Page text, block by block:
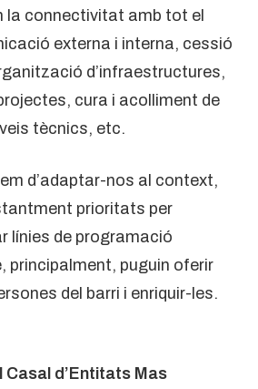
la connectivitat amb tot el
externa i interna, cessió
d’infraestructures,
cura i acolliment de
tècnics, etc.
d’adaptar-nos al context,
prioritats per
línies de programació
principalment, puguin oferir
del barri i enriquir-les.
Casal d’Entitats Mas